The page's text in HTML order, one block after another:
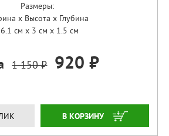
Размеры:
x Высота x Глубина
см x 3 см x 1.5 см
1 150 ₽ 920 ₽
ЗАКАЗАТЬ